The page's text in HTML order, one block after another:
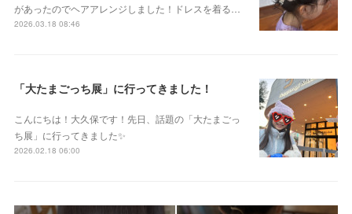
があったのでヘアアレンジしました！ドレスを着る…
2026.03.18 08:46
「大たまごっち展」に行ってきました！
こんにちは！大久保です！先日、話題の「大たまごっ
ち展」に行ってきました✨
2026.02.18 06:00